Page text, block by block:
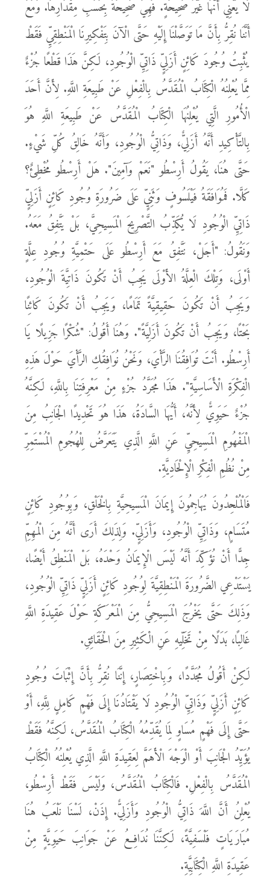
لَا يَعْنِي أَنَّهَا غَيْرُ صَحِيحَةٍ. فَهِيَ صَحِيحَةٌ بِحَسَبِ مِقْدَارِهَا. وَمَعَ
أَنَّنَا نُقِرُّ بِأَنَّ مَا تَوَصَّلْنَا إِلَيْهِ حَتَّى الْآنَ بِتَفْكِيرِنَا الْمَنْطِقِيِّ فَقَطْ
يُثْبِتُ وُجُودَ كَائِنٍ أَزَلِيٍّ ذَاتِيِّ الْوُجُودِ، لَكِنَّ هَذَا قَطْعًا جُزْءٌ
مِمَّا يُعْلِنُهُ الْكِتَابُ الْمُقَدَّسُ بِالْفِعْلِ عَنْ طَبِيعَةِ اللَّهِ. لِأَنَّ أَحَدَ
الْأُمُورِ الَّتِي يُعْلِنُهَا الْكِتَابُ الْمُقَدَّسُ عَنْ طَبِيعَةِ اللَّهِ هُوَ
بِالتَّأْكِيدِ أَنَّهُ أَزَلِيٌّ، وَذَاتِيُّ الْوُجُودِ، وَأَنَّهُ خَالِقُ كُلِّ شَيْءٍ.
حَتَّى هُنَا، يَقُولُ أَرِسْطُو "نَعَمْ وَآمِينَ". هَلْ أَرِسْطُو مُخْطِئٌ؟
كَلَّا. فَمُوَافَقَةُ فَيْلَسُوفٍ وَثَنِيٍّ عَلَى ضَرُورَةِ وُجُودِ كَائِنٍ أَزَلِيٍّ
ذَاتِيِّ الْوُجُودِ لَا يُكَذِّبُ التَّصْرِيحَ الْمَسِيحِيَّ، بَلْ يَتَّفِقُ مَعَهُ.
وَنَقُولُ: "أَجَلْ، نَتَّفِقُ مَعَ أَرِسْطُو عَلَى حَتْمِيَّةِ وُجُودِ عِلَّةٍ
أَوْلَى، وَتِلْكَ الْعِلَّةُ الأَوْلَى يَجِبُ أَنْ تَكُونَ ذَاتِيَّةَ الْوُجُودِ،
وَيَجِبُ أَنْ تَكُونَ حَقِيقِيَّةً تَمَامًا، وَيَجِبُ أَنْ تَكُونَ كَائِنًا
بَحْتًا، وَيَجِبُ أَنْ تَكُونَ أَزَلِيَّةً". وَهُنَا أَقُولُ: "شُكْرًا جَزِيلًا يَا
أَرِسْطُو. أَنْتَ تُوَافِقُنَا الرَّأْيَ، وَنَحْنُ نُوَافِقُكِ الرَّأْيَ حَوْلَ هَذِهِ
الْفِكْرَةِ الْأَسَاسِيَّةِ". هَذَا مُجَرَّدُ جُزْءٍ مِنْ مَعْرِفَتِنَا بِاللَّهِ، لَكِنَّهُ
جُزْءٌ حَيَوِيٌّ لِأَنَّهُ، أَيُّهَا السَّادَةُ، هَذَا هُوَ تَحْدِيدًا الْجَانِبُ مِنَ
الْمَفْهُومِ الْمَسِيحِيِّ عَنِ اللَّهِ الَّذِي يَتَعَرَّضُ لِلْهُجُومِ الْمُسْتَمِرِّ
مِنْ نُظُمِ الْفِكْرِ الْإِلْحَادِيَّةِ.
فَالْمُلْحِدُونَ يُهَاجِمُونَ إِيمَانَ الْمَسِيحِيَّةِ بِالْخَلْقِ، وَبِوُجُودِ كَائِنٍ
مُتَسَامٍ، وَذَاتِيِّ الْوُجُودِ، وَأَزَلِيٍّ. وَلِذَلِكَ أَرَى أَنَّهُ مِنَ الْمُهِمِّ
جِدًّا أَنْ نُؤَكِّدَ أَنَّهُ لَيْسَ الْإِيمَانُ وَحْدَهُ، بَلْ الْمَنْطِقُ أَيْضًا،
يَسْتَدْعِي الضَّرُورَةَ الْمَنْطِقِيَّةَ لِوُجُودِ كَائِنٍ أَزَلِيٍّ ذَاتِيِّ الْوُجُودِ،
وَذَلِكَ حَتَّى يَخْرُجَ الْمَسِيحِيُّ مِنَ الْمَعْرَكَةِ حَوْلَ عَقِيدَةِ اللَّهِ
غَالِبًا، بَدَلًا مِنْ تَخَلِّيهِ عَنِ الْكَثِيرِ مِنَ الْحَقَائِقِ.
لَكِنْ أَقُولُ مُجَدَّدًا، وَبِاخْتِصَارٍ، إِنَّنَا نُقِرُّ بِأَنَّ إِثْبَاتَ وُجُودِ
كَائِنٍ أَزَلِيٍّ وَذَاتِيِّ الْوُجُودِ لَا يَقْتَادُنَا إِلَى فَهْمٍ كَامِلٍ لِلَّهِ، أَوْ
حَتَّى إِلَى فَهْمٍ مُسَاوٍ لِمَا يُقَدِّمُهُ الْكِتَابُ الْمُقَدَّسُ، لَكِنَّهُ فَقَطْ
يُؤَيِّدُ الْجَانِبَ أَوْ الْوَجْهَ الْأَهَمَّ لِعَقِيدَةِ اللَّهِ الَّذِي يُعْلِنُهُ الْكِتَابُ
الْمُقَدَّسُ بِالْفِعْلِ. فَالْكِتَابُ الْمُقَدَّسُ، وَلَيْسَ فَقَطْ أَرِسْطُو،
يُعْلِنُ أَنَّ اللَّهَ ذَاتِيُّ الْوُجُودِ وَأَزَلِيٌّ. إِذَنْ، لَسْنَا نَلْعَبُ هُنَا
مُبَارَيَاتٍ فَلْسَفِيَّةً، لَكِنَّنَا نُدَافِعُ عَنْ جَوَانِبَ حَيَوِيَّةٍ مِنْ
عَقِيدَةِ اللَّهِ الْكِتَابِيَّةِ.